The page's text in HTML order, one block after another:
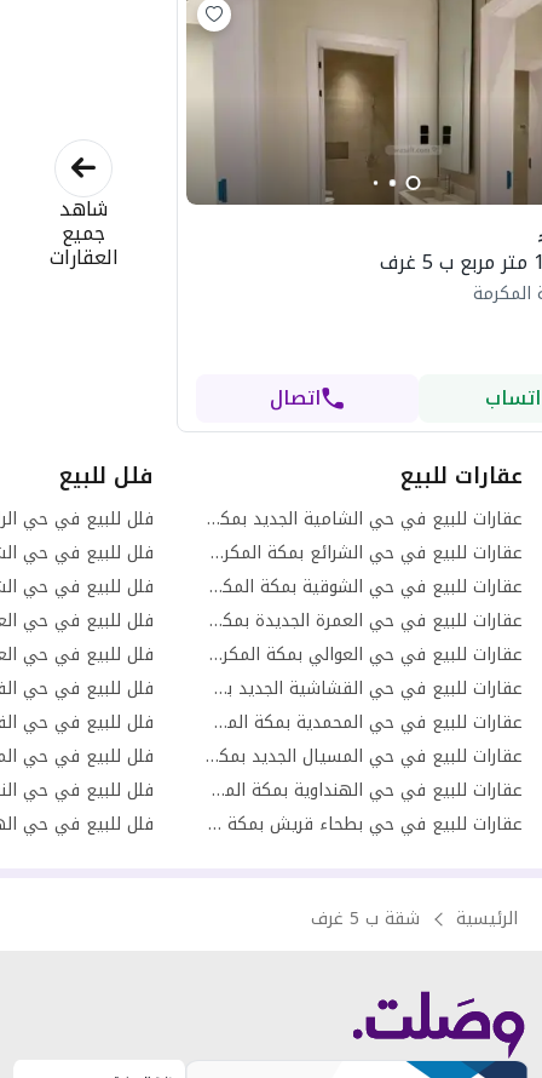
المكرمة
اتصال
شاهد
جميع
العقارات
عقارات للبيع
عقارات للبيع في حي الشامية الجديد بمكة المكرمة
عقارات للبيع في حي الشرائع بمكة المكرمة
عقارات للبيع في حي الشوقية بمكة المكرمة
عقارات للبيع في حي العمرة الجديدة بمكة المكرمة
عقارات للبيع في حي العوالي بمكة المكرمة
عقارات للبيع في حي القشاشية الجديد بمكة المكرمة
عقارات للبيع في حي المحمدية بمكة المكرمة
عقارات للبيع في حي المسيال الجديد بمكة المكرمة
عقارات للبيع في حي الهنداوية بمكة المكرمة
عقارات للبيع في حي بطحاء قريش بمكة المكرمة
فلل للبيع
فلل للبيع في حي
فلل للبيع في حي
فلل للبيع في حي
فلل للبيع في حي
فلل للبيع في حي
الرئيسية شقة ب 5 غرف